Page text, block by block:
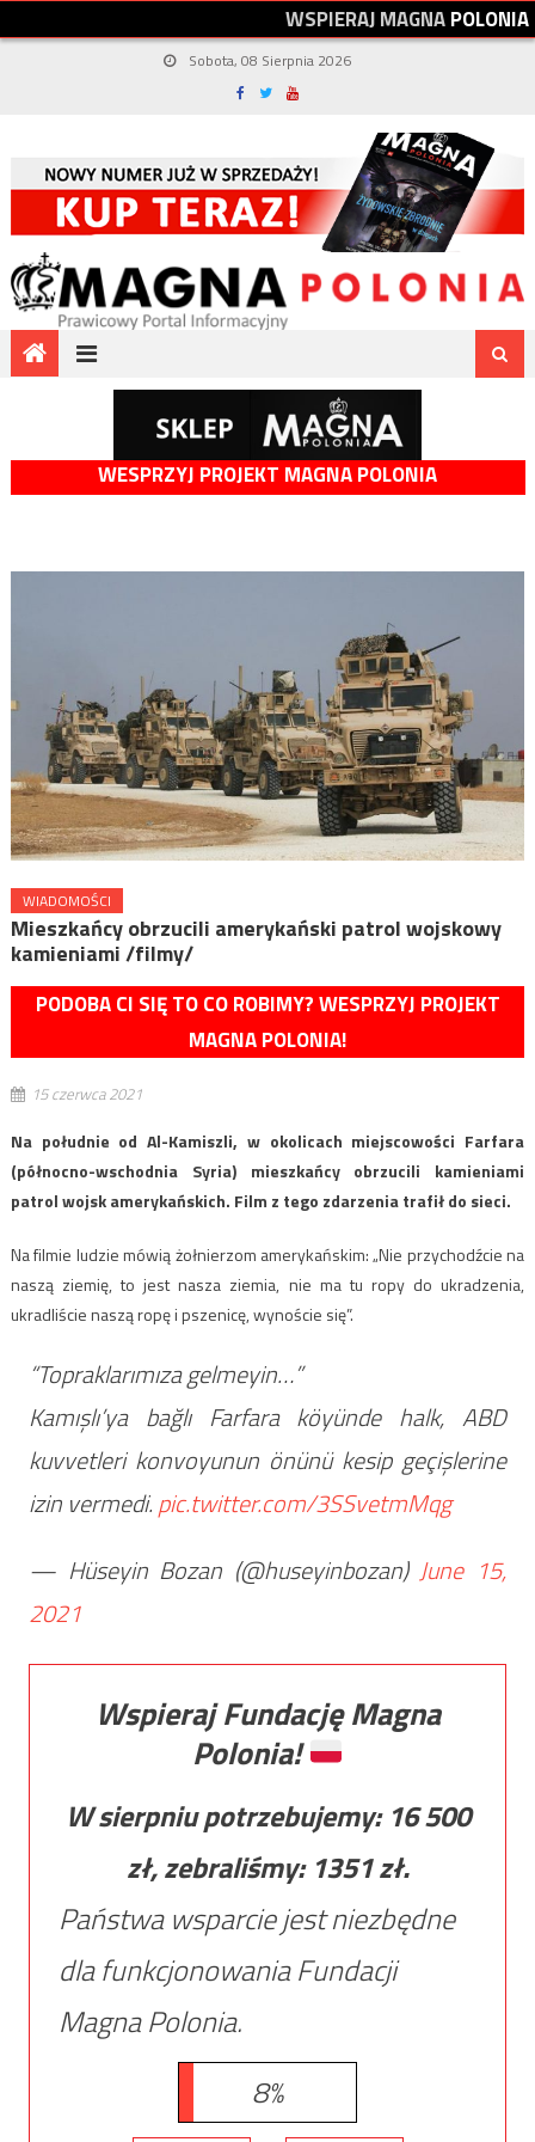
WSPIERAJMAGNAPOLONIA
Sobota, 08 Sierpnia 2026
WESPRZYJ PROJEKT MAGNA POLONIA
WIADOMOŚCI
Mieszkańcy obrzucili amerykański patrol wojskowy
kamieniami /filmy/
PODOBA CI SIĘ TO CO ROBIMY? WESPRZYJ PROJEKT
MAGNA POLONIA!
15 czerwca 2021
Na południe od Al-Kamiszli, w okolicach miejscowości Farfara
(północno-wschodnia Syria) mieszkańcy obrzucili kamieniami
patrol wojsk amerykańskich. Film z tego zdarzenia trafił do sieci.
Na filmie ludzie mówią żołnierzom amerykańskim: „Nie przychodźcie na
naszą ziemię, to jest nasza ziemia, nie ma tu ropy do ukradzenia,
ukradliście naszą ropę i pszenicę, wynoście się”.
“Topraklarımıza gelmeyin…”
Kamışlı’ya bağlı Farfara köyünde halk, ABD
kuvvetleri konvoyunun önünü kesip geçişlerine
izin vermedi.pic.twitter.com/3SSvetmMqg
— Hüseyin Bozan (@huseyinbozan)June 15,
2021
Wspieraj Fundację Magna
Polonia!
W sierpniu potrzebujemy: 16 500
zł, zebraliśmy: 1351zł.
Państwa wsparcie jest niezbędne
dla funkcjonowania Fundacji
Magna Polonia.
8%